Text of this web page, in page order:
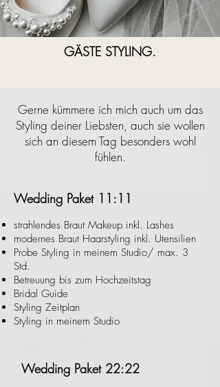
GÄSTE STYLING.
Gerne kümmere ich mich auch um das
Styling deiner Liebsten, auch sie wollen
sich an diesem Tag besonders wohl
fühlen.
Wedding Paket 11:11
strahlendes Braut Makeup inkl. Lashes
modernes Braut Haarstyling inkl. Utensilien
Probe Styling in meinem Studio/ max. 3
Std.
Betreuung bis zum Hochzeitstag
Bridal Guide
Styling Zeitplan
Styling in meinem Studio
Wedding Paket 22:22